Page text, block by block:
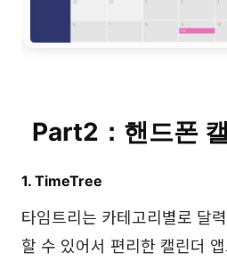
Part2：핸드폰
1. TimeTree
타임트리는 카테고리별로 달
할 수 있어서 편리한 캘린더